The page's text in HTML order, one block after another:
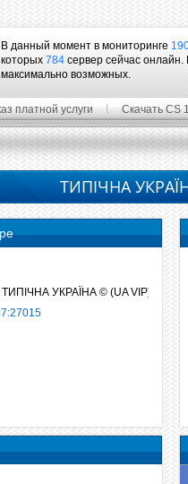
В данный момент в мониторинге
которых 784 сервер сейчас онлайн.
максимально возможных.
платной услуги Скачать CS
ТИПІЧНА
ТИПІЧНА УКРАЇНА © (UA VIP)